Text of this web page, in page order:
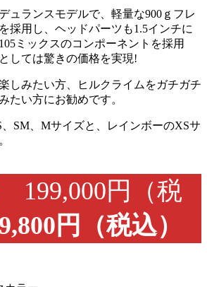
ュランスモデルで、軽量な900ｇフレ
採用し、ヘッドパーツも1.5インチに
ミックスのコンポーネントを採用
しては驚きの価格を実現!
しみたい方、ヒルクライムをガチガチ
たい方にお勧めです。
SM、Mサイズと、レインボーのXSサ
199,000円（税
円（税込）